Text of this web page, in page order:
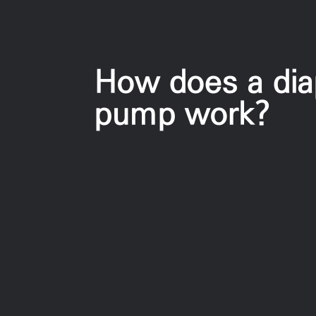
How does a
pump work?